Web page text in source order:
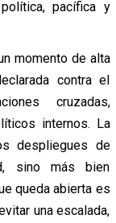
pacífica y
momento de alta
contra el
cruzadas,
internos. La
despliegues de
sino más bien
queda abierta es
una escalada,